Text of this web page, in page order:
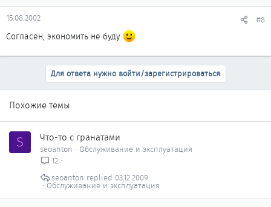
15.08.2002 #8
Согласен, экономить не буду
Для ответа нужно войти/зарегистрироваться
Похожие темы
S Что-то с гранатами
seoanton
Обслуживание и эксплуатация
12
Обслуживание и эксплуатация
03.12.2009
seoanton